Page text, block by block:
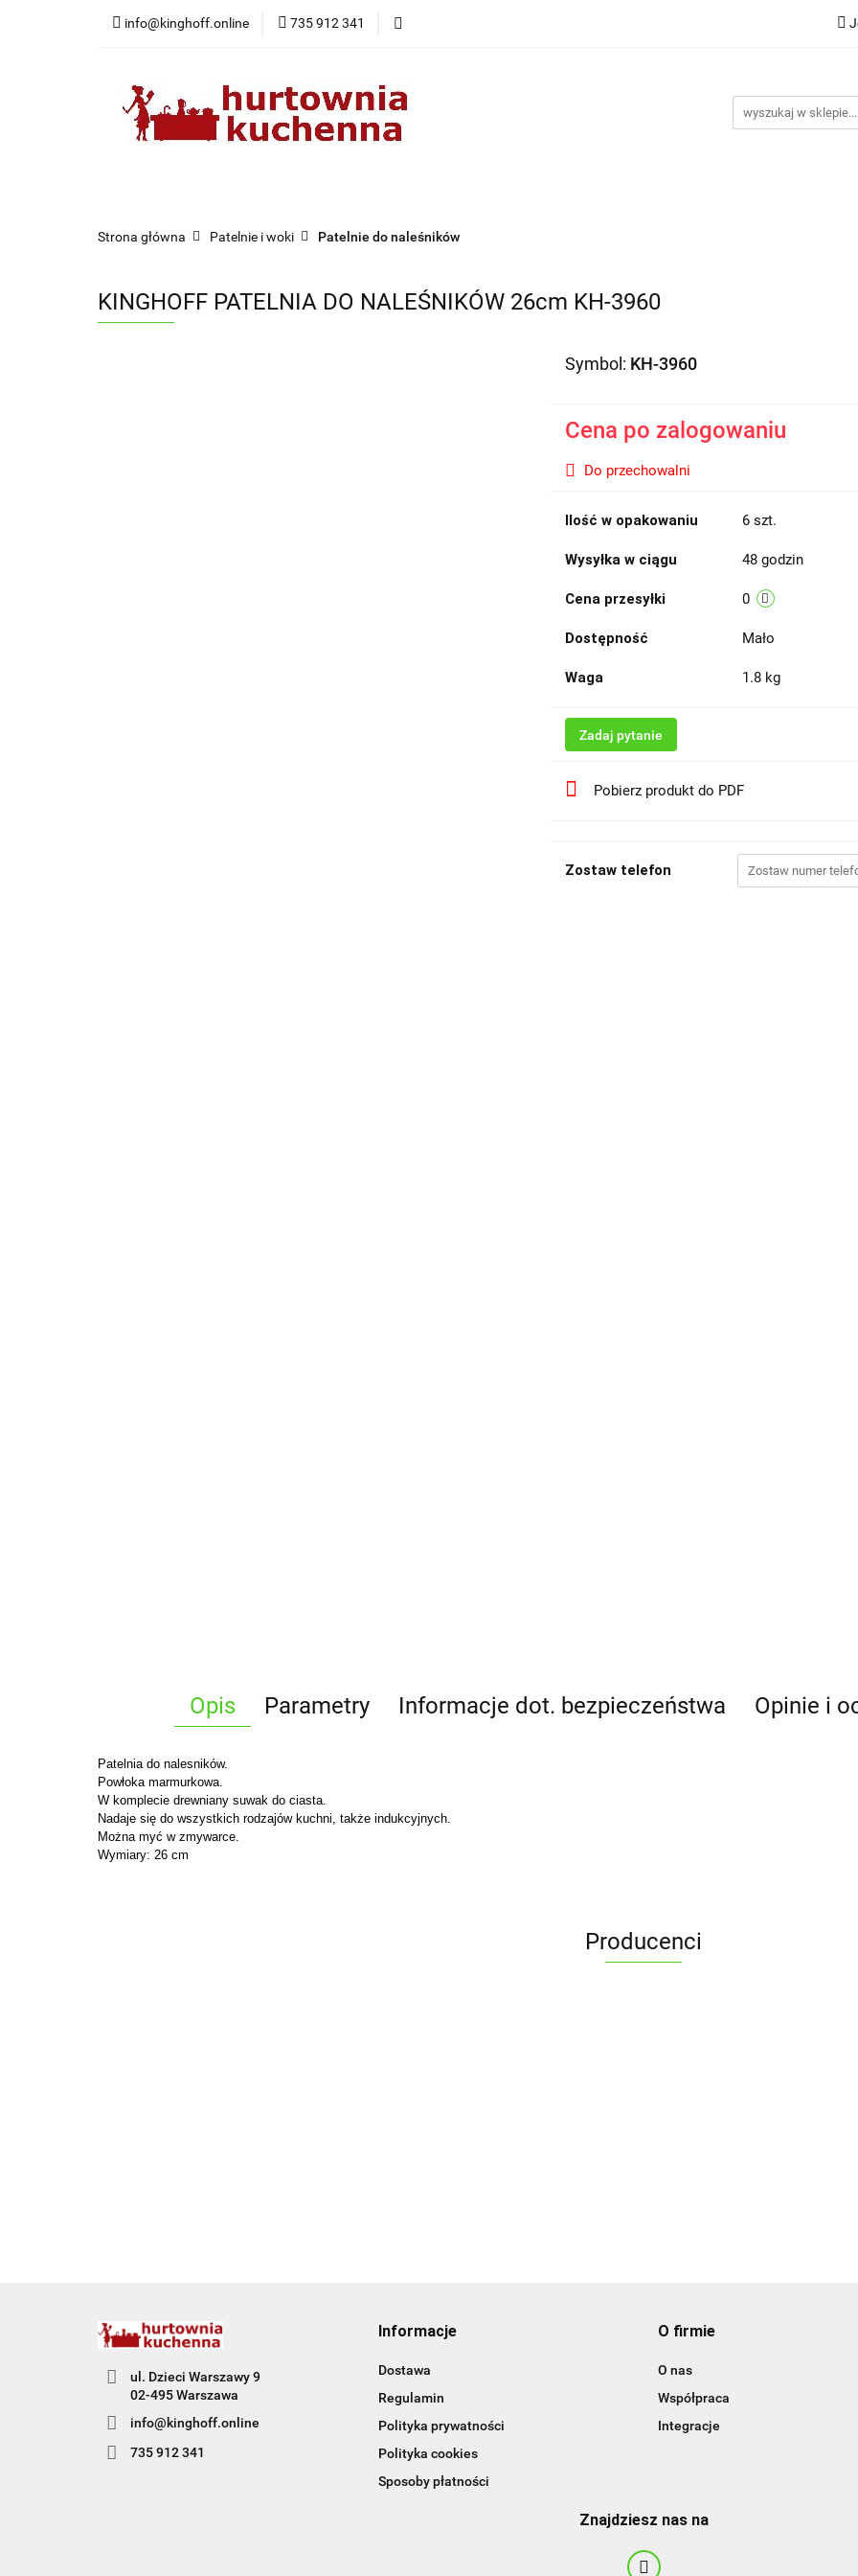
info@kinghoff.online 735 912 341
Kategorie
Strona główna Patelnie i woki Patelnie do naleśników
KINGHOFF PATELNIA DO NALEŚNIKÓW 26cm KH-3960
Symbol: KH-3960
Cena po zalogowaniu
Do przechowalni
Ilość w opakowaniu 6 szt.
Wysyłka w ciągu 48 godzin
Cena przesyłki 0
Dostępność Mało
Waga 1.8 kg
Zadaj pytanie
Pobierz produkt do PDF
Zostaw telefon
Opis Parametry Informacje dot. bezpieczeństwa Opinie i
Patelnia do nalesników.
Powłoka marmurkowa.
W komplecie drewniany suwak do ciasta.
Nadaje się do wszystkich rodzajów kuchni, także indukcyjnych.
Można myć w zmywarce.
Wymiary: 26 cm
Producenci
BBQ
ul. Dzieci Warszawy 9
02-495 Warszawa
info@kinghoff.online
735 912 341
Informacje
Dostawa
Regulamin
Polityka prywatności
Polityka cookies
Sposoby płatności
O firmie
O nas
Współpraca
Integracje
Znajdziesz nas na